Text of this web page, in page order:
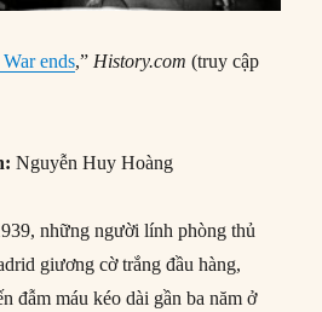
ends,” History.com (truy cập
Nguyễn Huy Hoàng
những người lính phòng thủ
giương cờ trắng đầu hàng,
đẫm máu kéo dài gần ba năm ở